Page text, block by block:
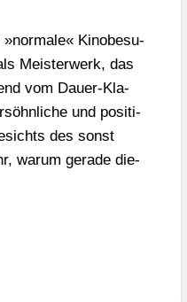
»nor­ma­le« Kino­be­su­
Meis­ter­werk, das
vom Dau­er-Kla­
und posi­ti­
des sonst
war­um gera­de die­